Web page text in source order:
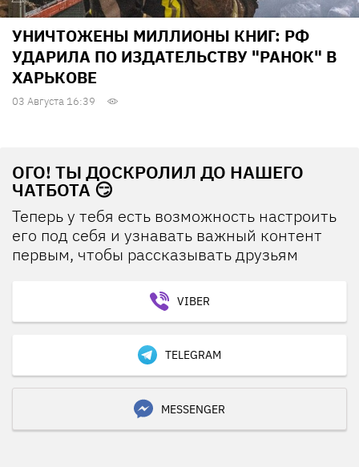
УНИЧТОЖЕНЫ МИЛЛИОНЫ КНИГ: РФ
УДАРИЛА ПО ИЗДАТЕЛЬСТВУ "РАНОК" В
ХАРЬКОВЕ
03 Августа 16:39
ОГО! ТЫ ДОСКРОЛИЛ ДО НАШЕГО
ЧАТБОТА 😏
Теперь у тебя есть возможность настроить
его под себя и узнавать важный контент
первым, чтобы рассказывать друзьям
VIBER
TELEGRAM
MESSENGER